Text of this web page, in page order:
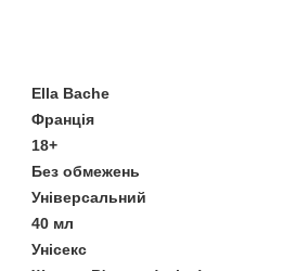
Ella Bache
Франція
18+
Без обмежень
Універсальний
40 мл
Унісекс